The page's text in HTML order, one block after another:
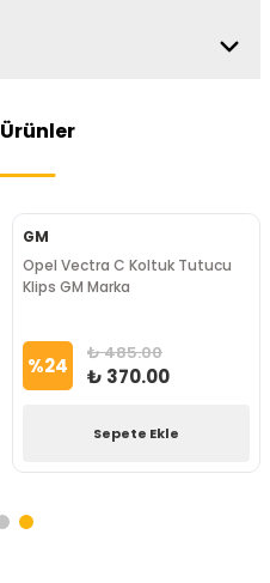
Ürünler
GM
Opel Vectra C Koltuk Tutucu
Klips GM Marka
%24 ₺ 485.00
₺ 370.00
Sepete Ekle